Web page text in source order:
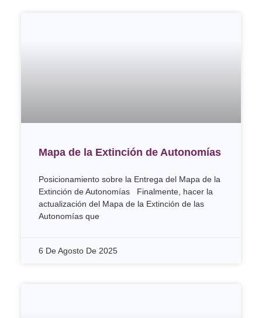
Mapa de la Extinción de Autonomías
Posicionamiento sobre la Entrega del Mapa de la
Extinción de Autonomías Finalmente, hacer la
actualización del Mapa de la Extinción de las
Autonomías que
6 De Agosto De 2025